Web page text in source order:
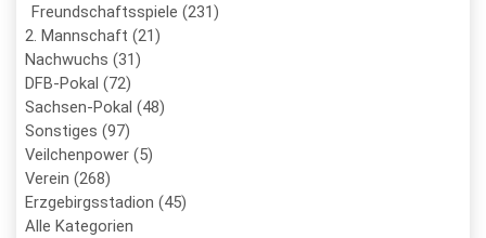
Freundschaftsspiele (231)
2. Mannschaft (21)
Nachwuchs (31)
DFB-Pokal (72)
Sachsen-Pokal (48)
Sonstiges (97)
Veilchenpower (5)
Verein (268)
Erzgebirgsstadion (45)
Alle Kategorien